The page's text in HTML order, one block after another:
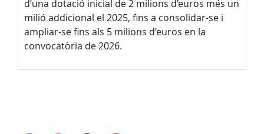
d’una dotació inicial de 2 milions d’euros més un
milió addicional el 2025, fins a consolidar-se i
ampliar-se fins als 5 milions d’euros en la
convocatòria de 2026.